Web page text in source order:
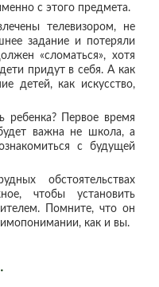
с этого предмета.
телевизором, не
задание и потеряли
«сломаться», хотя
придут в себя. А как
детей, как искусство,
ребенка? Первое время
важна не школа, а
с будущей
обстоятельствах
чтобы установить
Помните, что он
как и вы.